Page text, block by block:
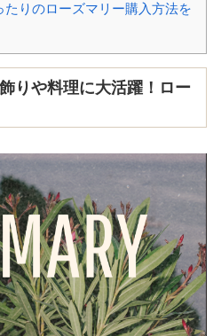
りのローズマリー購入方法を
りや料理に大活躍！ロー